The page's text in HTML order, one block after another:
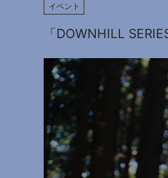
イベント
「DOWNHILL